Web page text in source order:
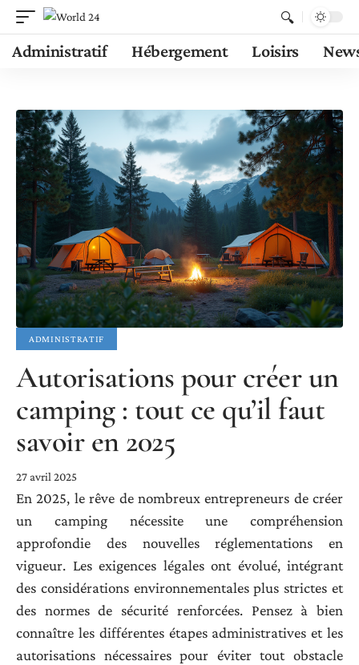
Administratif Hébergement Loisirs
ADMINISTRATIF
Autorisations pour créer un
camping : tout ce qu’il faut
savoir en 2025
27 avril 2025
En 2025, le rêve de nombreux entrepreneurs de créer
un camping nécessite une compréhension
approfondie des nouvelles réglementations en
vigueur. Les exigences légales ont évolué, intégrant
des considérations environnementales plus strictes et
des normes de sécurité renforcées. Pensez à bien
connaître les différentes étapes administratives et les
autorisations nécessaires pour éviter tout obstacle